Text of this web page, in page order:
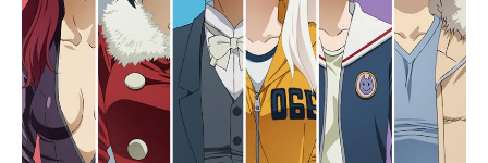
嵐祐輔：小野友樹七島希：河本啓佑
四ノ宮隼人：松岡禎丞六見遊馬：島
﨑信長二科志麻：沢城みゆき中野あ
まね：下田麻美芹沼みつこ：杉本ゆ
う芹沼拓郎：水島大宙シオン：浪川
大輔テラ：津田健次郎六見一馬：中
村悠一スタッフ原作：ぢゅん子『私